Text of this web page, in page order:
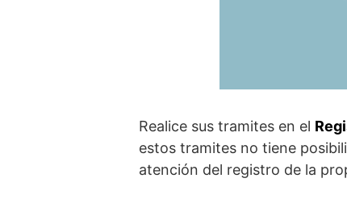
Realice sus tramites en el
estos tramites no tiene
atención del registro de la